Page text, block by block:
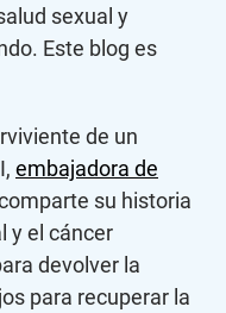
sexual y
Este blog es
de un
embajadora de
su historia
y el cáncer
devolver la
para recuperar la